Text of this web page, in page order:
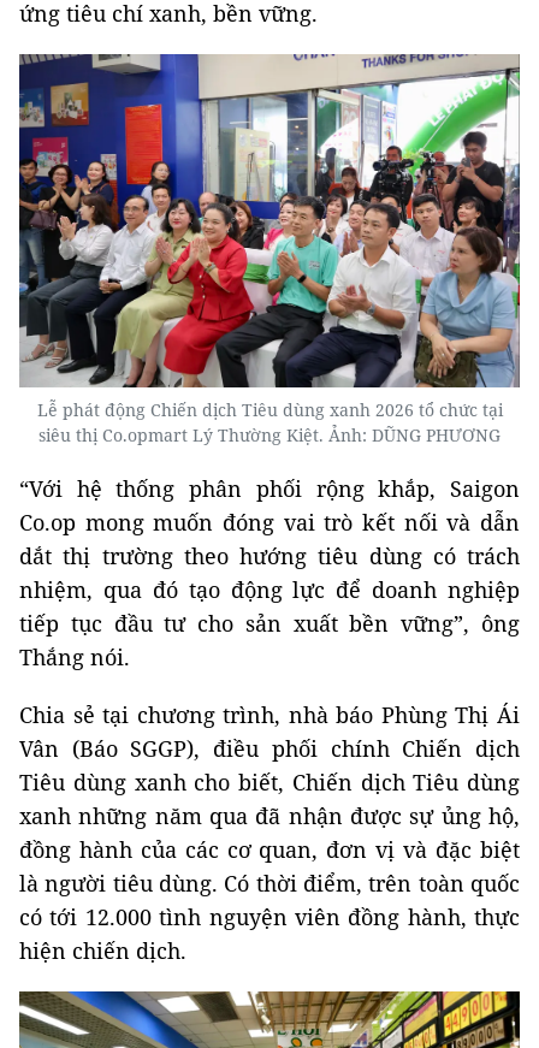
ứng tiêu chí xanh, bền vững.
Lễ phát động Chiến dịch Tiêu dùng xanh 2026 tổ chức tại
siêu thị Co.opmart Lý Thường Kiệt. Ảnh: DŨNG PHƯƠNG
“Với hệ thống phân phối rộng khắp, Saigon
Co.op mong muốn đóng vai trò kết nối và dẫn
dắt thị trường theo hướng tiêu dùng có trách
nhiệm, qua đó tạo động lực để doanh nghiệp
tiếp tục đầu tư cho sản xuất bền vững”, ông
Thắng nói.
Chia sẻ tại chương trình, nhà báo Phùng Thị Ái
Vân (Báo SGGP), điều phối chính Chiến dịch
Tiêu dùng xanh cho biết, Chiến dịch Tiêu dùng
xanh những năm qua đã nhận được sự ủng hộ,
đồng hành của các cơ quan, đơn vị và đặc biệt
là người tiêu dùng. Có thời điểm, trên toàn quốc
có tới 12.000 tình nguyện viên đồng hành, thực
hiện chiến dịch.